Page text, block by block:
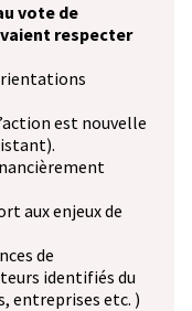
vote de
respecter
est nouvelle
aux enjeux de
de
identifiés du
entreprises etc. )